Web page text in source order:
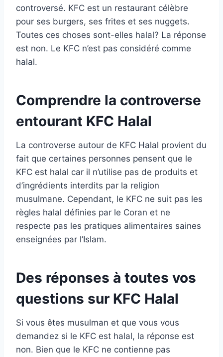
controversé. KFC est un restaurant célèbre
pour ses burgers, ses frites et ses nuggets.
Toutes ces choses sont-elles halal? La réponse
est non. Le KFC n’est pas considéré comme
halal.
Comprendre la controverse
entourant KFC Halal
La controverse autour de KFC Halal provient du
fait que certaines personnes pensent que le
KFC est halal car il n’utilise pas de produits et
d’ingrédients interdits par la religion
musulmane. Cependant, le KFC ne suit pas les
règles halal définies par le Coran et ne
respecte pas les pratiques alimentaires saines
enseignées par l’Islam.
Des réponses à toutes vos
questions sur KFC Halal
Si vous êtes musulman et que vous vous
demandez si le KFC est halal, la réponse est
non. Bien que le KFC ne contienne pas